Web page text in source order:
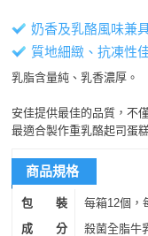
奶香及乳酪風味兼
質地細緻、抗凍性
乳脂含量純、乳香濃厚。
安佳提供最佳的品質，不
最適合製作重乳酪起司蛋
商品規格
包 裝
每箱12個，
成 分
殺菌全脂牛